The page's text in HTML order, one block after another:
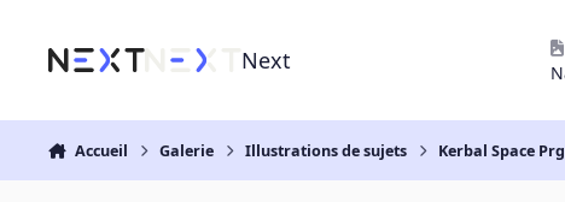
Next
Accueil Galerie Illustrations de sujets Kerbal Space